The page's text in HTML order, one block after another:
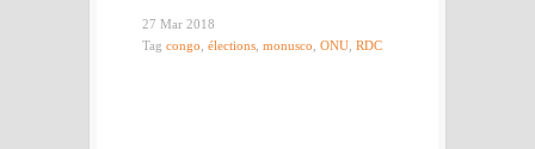
27 Mar 2018
Tag congo élections monusco ONU RDC